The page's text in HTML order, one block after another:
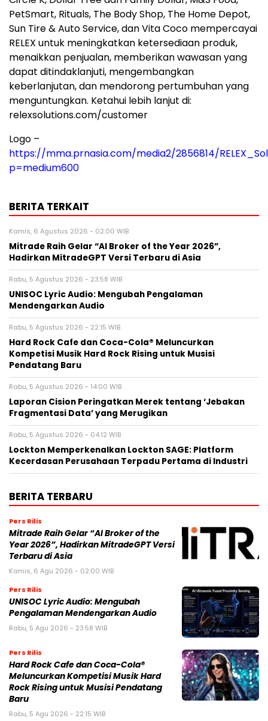
PetSmart, Rituals, The Body Shop, The Home Depot,
Sun Tire & Auto Service, dan Vita Coco mempercayai
RELEX untuk meningkatkan ketersediaan produk,
menaikkan penjualan, memberikan wawasan yang
dapat ditindaklanjuti, mengembangkan
keberlanjutan, dan mendorong pertumbuhan yang
menguntungkan. Ketahui lebih lanjut di:
relexsolutions.com/customer
Logo –
https://mma.prnasia.com/media2/2856814/
p=medium600
BERITA TERKAIT
Kamis, 6 Agustus 2026 - 02:00 WIB
Mitrade Raih Gelar “AI Broker of the Year 2026”,
Hadirkan MitradeGPT Versi Terbaru di Asia
Rabu, 5 Agustus 2026 - 23:58 WIB
UNISOC Lyric Audio: Mengubah Pengalaman
Mendengarkan Audio
Rabu, 5 Agustus 2026 - 22:15 WIB
Hard Rock Cafe dan Coca-Cola® Meluncurkan
Kompetisi Musik Hard Rock Rising untuk Musisi
Pendatang Baru
Rabu, 5 Agustus 2026 - 14:00 WIB
Laporan Cision Peringatkan Merek tentang ‘Jebakan
Fragmentasi Data’ yang Merugikan
Rabu, 5 Agustus 2026 - 04:12 WIB
Lockton Memperkenalkan Lockton SAGE: Platform
Kecerdasan Perusahaan Terpadu Pertama di Industri
BERITA TERBARU
Pers Rilis
Mitrade Raih Gelar “AI Broker of the
Year 2026”, Hadirkan MitradeGPT Versi
Terbaru di Asia
Kamis, 6 Agu 2026 - 02:00 WIB
Pers Rilis
UNISOC Lyric Audio: Mengubah
Pengalaman Mendengarkan Audio
Rabu, 5 Agu 2026 - 23:58 WIB
Pers Rilis
Hard Rock Cafe dan Coca-Cola®
Meluncurkan Kompetisi Musik Hard
Rock Rising untuk Musisi Pendatang
Baru
Rabu, 5 Agu 2026 - 22:15 WIB